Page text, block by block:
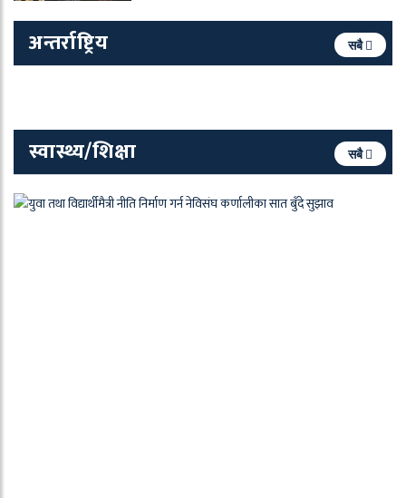
अन्तर्राष्ट्रिय सबै
स्वास्थ्य/शिक्षा सबै